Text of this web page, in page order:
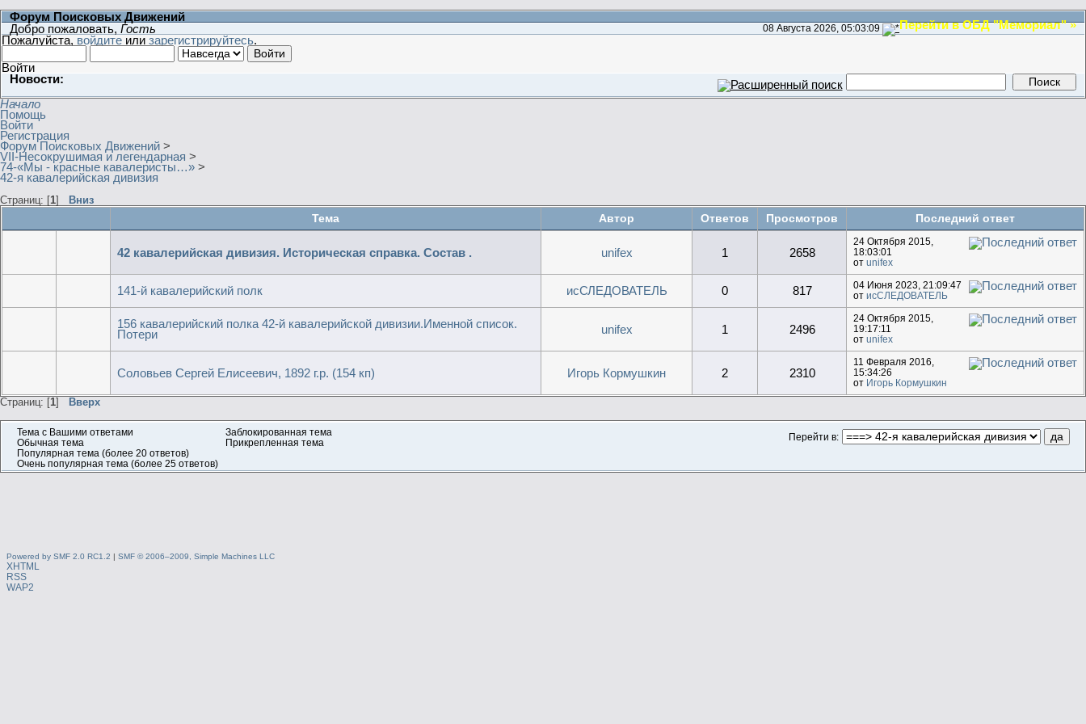
Перейти в ОБД "Мемориал" »
Форум Поисковых Движений
08 Августа 2026, 05:03:09
Добро пожаловать, Гость
Пожалуйста, войдите или зарегистрируйтесь.
Войти
Новости:
Начало
Помощь
Войти
Регистрация
Форум Поисковых Движений >
VII-Несокрушимая и легендарная >
74-«Мы - красные кавалеристы…» >
42-я кавалерийская дивизия
Страниц: [1]
Вниз
Тема
Автор Ответов Просмотров Последний ответ
42 кавалерийская дивизия. Историческая справка. Состав . unifex 1 2658
24 Октября 2015,
18:03:01
от unifex
141-й кавалерийский полк исСЛЕДОВАТЕЛЬ 0 817
04 Июня 2023, 21:09:47
от исСЛЕДОВАТЕЛЬ
156 кавалерийский полка 42-й кавалерийской дивизии.Именной список.
Потери unifex 1 2496
24 Октября 2015,
19:17:11
от unifex
Соловьев Сергей Елисеевич, 1892 г.р. (154 кп) Игорь Кормушкин 2 2310
11 Февраля 2016,
15:34:26
от Игорь Кормушкин
Страниц: [1] Вверх
Перейти в:
Тема с Вашими ответами
Обычная тема
Популярная тема (более 20 ответов)
Очень популярная тема (более 25 ответов)
Заблокированная тема
Прикрепленная тема
Powered by SMF 2.0 RC1.2 SMF © 2006–2009, Simple Machines LLC
XHTML
RSS
WAP2